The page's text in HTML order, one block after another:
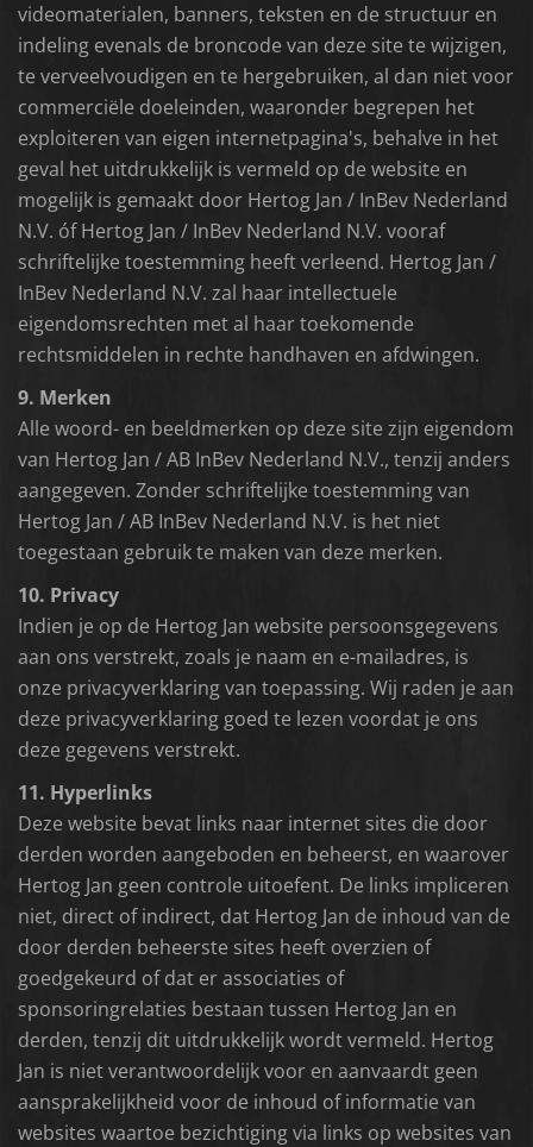
videomaterialen, banners, teksten en de structuur en
indeling evenals de broncode van deze site te wijzigen,
te verveelvoudigen en te hergebruiken, al dan niet voor
commerciële doeleinden, waaronder begrepen het
exploiteren van eigen internetpagina's, behalve in het
geval het uitdrukkelijk is vermeld op de website en
mogelijk is gemaakt door Hertog Jan / InBev Nederland
N.V. óf Hertog Jan / InBev Nederland N.V. vooraf
schriftelijke toestemming heeft verleend. Hertog Jan /
InBev Nederland N.V. zal haar intellectuele
eigendomsrechten met al haar toekomende
rechtsmiddelen in rechte handhaven en afdwingen.
9. Merken
Alle woord- en beeldmerken op deze site zijn eigendom
van Hertog Jan / AB InBev Nederland N.V., tenzij anders
aangegeven. Zonder schriftelijke toestemming van
Hertog Jan / AB InBev Nederland N.V. is het niet
toegestaan gebruik te maken van deze merken.
10. Privacy
Indien je op de Hertog Jan website persoonsgegevens
aan ons verstrekt, zoals je naam en e-mailadres, is
onze privacyverklaring van toepassing. Wij raden je aan
deze privacyverklaring goed te lezen voordat je ons
deze gegevens verstrekt.
11. Hyperlinks
Deze website bevat links naar internet sites die door
derden worden aangeboden en beheerst, en waarover
Hertog Jan geen controle uitoefent. De links impliceren
niet, direct of indirect, dat Hertog Jan de inhoud van de
door derden beheerste sites heeft overzien of
goedgekeurd of dat er associaties of
sponsoringrelaties bestaan tussen Hertog Jan en
derden, tenzij dit uitdrukkelijk wordt vermeld. Hertog
Jan is niet verantwoordelijk voor en aanvaardt geen
aansprakelijkheid voor de inhoud of informatie van
websites waartoe bezichtiging via links op websites van